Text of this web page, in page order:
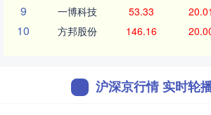
9 一博科技 53.33
10 方邦股份 146.16
沪深京行情 实时轮